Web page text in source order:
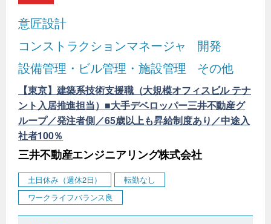
意匠設計
コンストラクションマネージャ
開発
設備管理・ビル管理・施設管理
その他
【東京】建築系技術支援職（大規模オフィスビル テナ
ント入居推進担当）■大手デベロッパー三井不動産グ
ループ／発注者側／65歳以上も昇給制度あり／中途入
社者100％
三井不動産エンジニアリング株式会社
土日休み（週休2日）
転勤なし
ワークライフバランス良